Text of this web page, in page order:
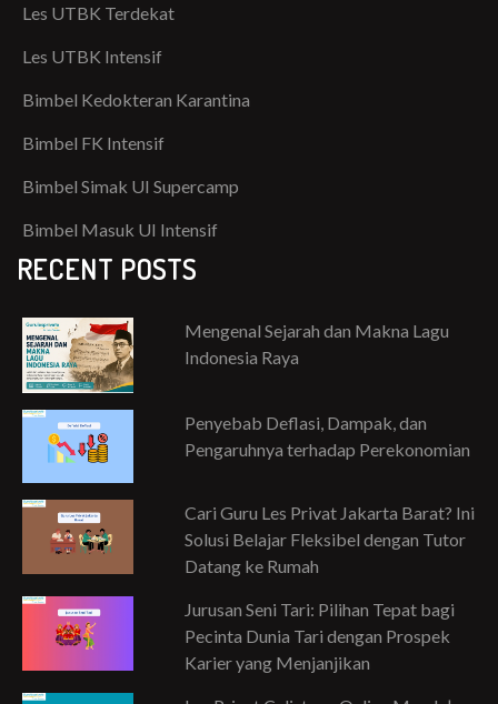
Les UTBK Terdekat
Les UTBK Intensif
Bimbel Kedokteran Karantina
Bimbel FK Intensif
Bimbel Simak UI Supercamp
Bimbel Masuk UI Intensif
RECENT POSTS
Mengenal Sejarah dan Makna Lagu
Indonesia Raya
Penyebab Deflasi, Dampak, dan
Pengaruhnya terhadap Perekonomian
Cari Guru Les Privat Jakarta Barat? Ini
Solusi Belajar Fleksibel dengan Tutor
Datang ke Rumah
Jurusan Seni Tari: Pilihan Tepat bagi
Pecinta Dunia Tari dengan Prospek
Karier yang Menjanjikan